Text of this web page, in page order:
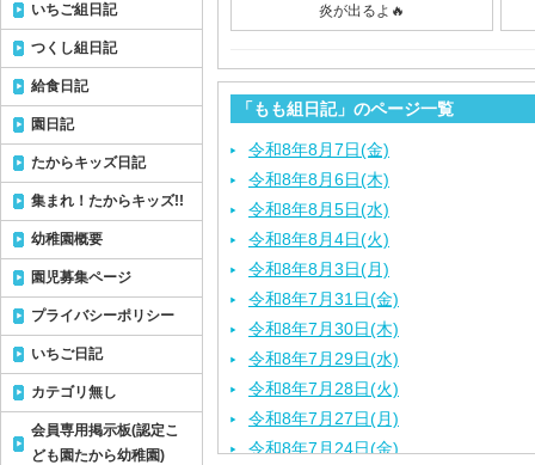
炎が出るよ🔥
「もも組日記」のページ一覧
令和8年8月7日(金)
令和8年8月6日(木)
令和8年8月5日(水)
令和8年8月4日(火)
令和8年8月3日(月)
令和8年7月31日(金)
令和8年7月30日(木)
令和8年7月29日(水)
令和8年7月28日(火)
令和8年7月27日(月)
令和8年7月24日(金)
いちご組日記
つくし組日記
給食日記
園日記
たからキッズ日記
集まれ！たからキッズ!!
幼稚園概要
園児募集ページ
プライバシーポリシー
いちご日記
カテゴリ無し
会員専用掲示板(認定こ
ども園たから幼稚園)